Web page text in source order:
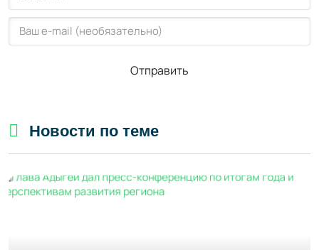
Отправить
Новости по теме